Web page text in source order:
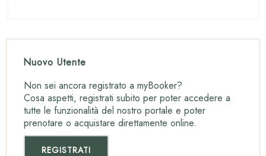
Nuovo Utente
Non sei ancora registrato a myBooker?
Cosa aspetti, registrati subito per poter accedere a
tutte le funzionalità del nostro portale e poter
prenotare o acquistare direttamente online.
REGISTRATI